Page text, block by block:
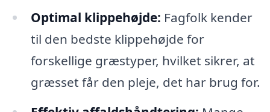
Optimal klippehøjde: Fagfolk kender
til den bedste klippehøjde for
forskellige græstyper, hvilket sikrer, at
græsset får den pleje, det har brug for.